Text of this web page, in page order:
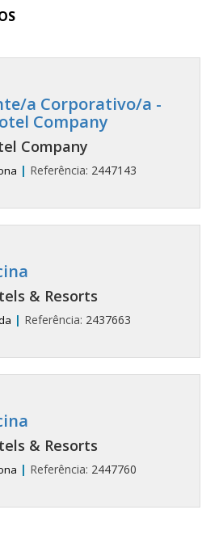
a Corporativo/a -
Company
Company
| Referência: 2447143
& Resorts
| Referência: 2437663
& Resorts
| Referência: 2447760